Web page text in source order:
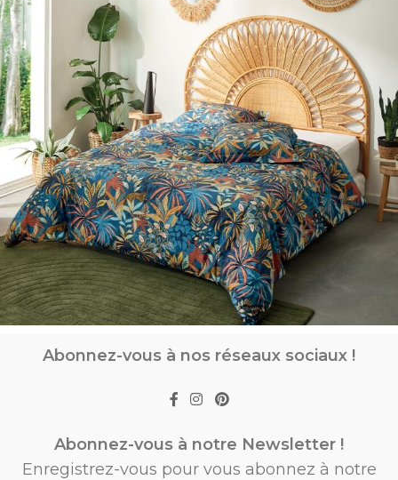
Abonnez-vous à nos réseaux sociaux !
Abonnez-vous à notre Newsletter !
Enregistrez-vous pour vous abonnez à notre